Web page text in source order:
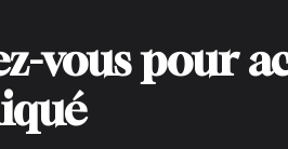
vous pour